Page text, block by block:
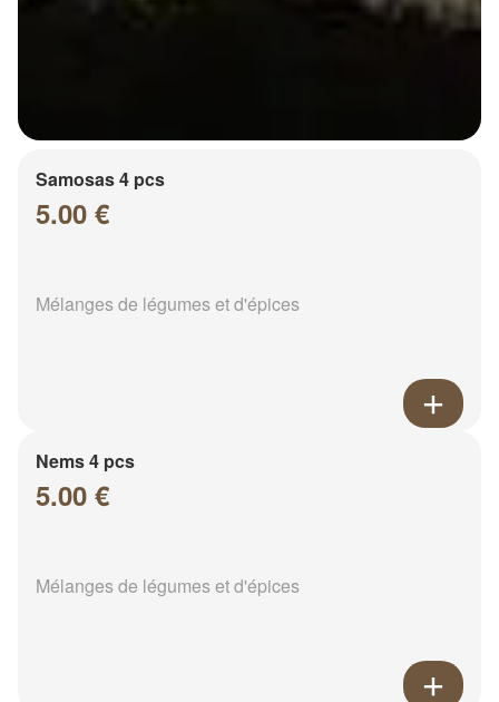
Samosas 4 pcs
5.00 €
Mélanges de légumes et d'épices
Nems 4 pcs
5.00 €
Mélanges de légumes et d'épices